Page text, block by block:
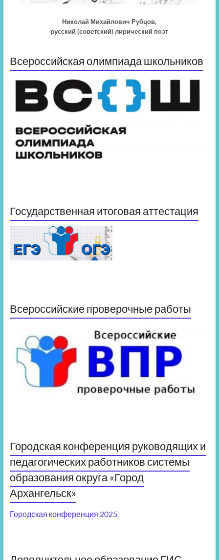
Николай Михайлович Рубцов,
русский (советский) лирический поэт
Всероссийская олимпиада школьников
Государственная итоговая аттестация
Всероссийские проверочные работы
Городская конференция руководящих и
педагогических работников системы
образования округа «Город
Архангельск»
Городская конференция 2025